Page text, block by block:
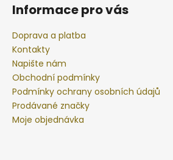
Informace pro vás
Doprava a platba
Kontakty
Napište nám
Obchodní podmínky
Podmínky ochrany osobních údajů
Prodávané značky
Moje objednávka